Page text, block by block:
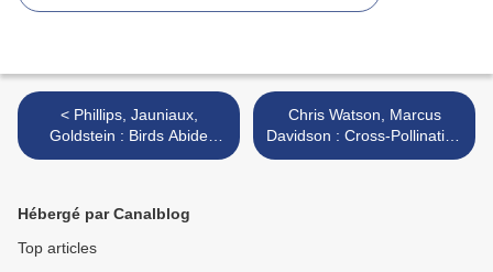
< Phillips, Jauniaux,
Goldstein : Birds Abide
(Victo, 2011)
Chris Watson, Marcus
Davidson : Cross-Pollination
(Touch, 2011) >
Hébergé par Canalblog
Top articles